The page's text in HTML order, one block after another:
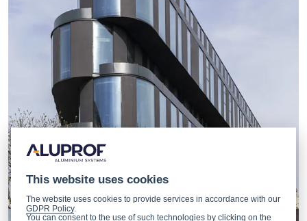
This website uses cookies
The website uses cookies to provide services in accordance with our
GDPR Policy.
You can consent to the use of such technologies by clicking on the